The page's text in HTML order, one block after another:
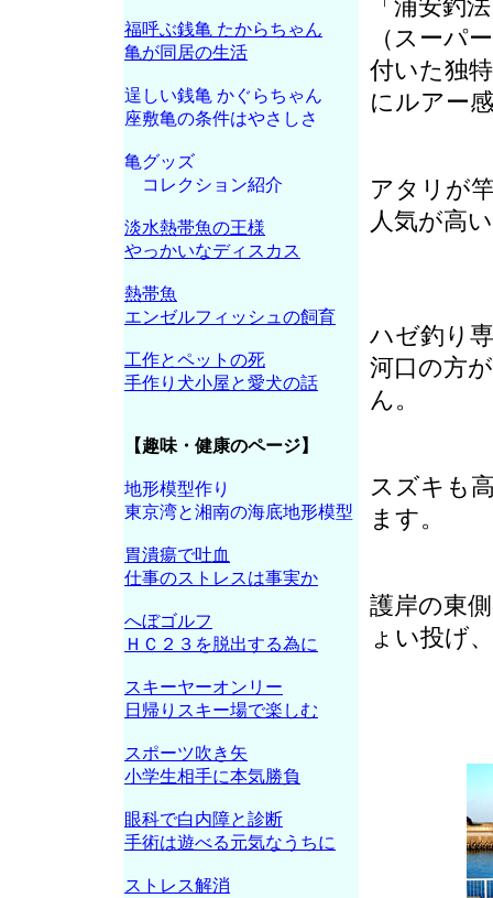
「浦安釣
（スーパ
付いた独
にルアー
アタリが
人気が高
ハゼ釣り
河口の方
ん。
スズキも
ます。
護岸の東
ょい投げ
福呼ぶ銭亀 たからちゃん
亀が同居の生活
逞しい銭亀 かぐらちゃん
座敷亀の条件はやさしさ
亀グッズ
コレクション紹介
淡水熱帯魚の王様
やっかいなディスカス
熱帯魚
エンゼルフィッシュの飼育
工作とペットの死
手作り犬小屋と愛犬の話
【趣味・健康のページ】
地形模型作り
東京湾と湘南の海底地形模型
胃潰瘍で吐血
仕事のストレスは事実か
へぼゴルフ
ＨＣ２３を脱出する為に
スキーヤーオンリー
日帰りスキー場で楽しむ
スポーツ吹き矢
小学生相手に本気勝負
眼科で白内障と診断
手術は遊べる元気なうちに
ストレス解消